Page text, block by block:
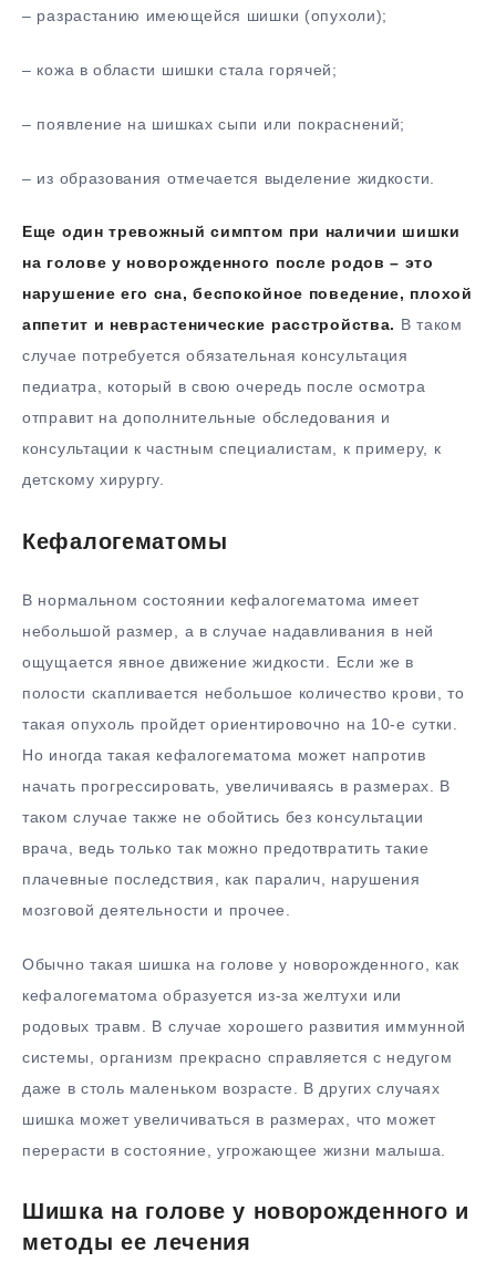
– разрастанию имеющейся шишки (опухоли);
– кожа в области шишки стала горячей;
– появление на шишках сыпи или покраснений;
– из образования отмечается выделение жидкости.
Еще один тревожный симптом при наличии шишки
на голове у новорожденного после родов – это
нарушение его сна, беспокойное поведение, плохой
аппетит и неврастенические расстройства. В таком
случае потребуется обязательная консультация
педиатра, который в свою очередь после осмотра
отправит на дополнительные обследования и
консультации к частным специалистам, к примеру, к
детскому хирургу.
Кефалогематомы
В нормальном состоянии кефалогематома имеет
небольшой размер, а в случае надавливания в ней
ощущается явное движение жидкости. Если же в
полости скапливается небольшое количество крови, то
такая опухоль пройдет ориентировочно на 10-е сутки.
Но иногда такая кефалогематома может напротив
начать прогрессировать, увеличиваясь в размерах. В
таком случае также не обойтись без консультации
врача, ведь только так можно предотвратить такие
плачевные последствия, как паралич, нарушения
мозговой деятельности и прочее.
Обычно такая шишка на голове у новорожденного, как
кефалогематома образуется из-за желтухи или
родовых травм. В случае хорошего развития иммунной
системы, организм прекрасно справляется с недугом
даже в столь маленьком возрасте. В других случаях
шишка может увеличиваться в размерах, что может
перерасти в состояние, угрожающее жизни малыша.
Шишка на голове у новорожденного и
методы ее лечения